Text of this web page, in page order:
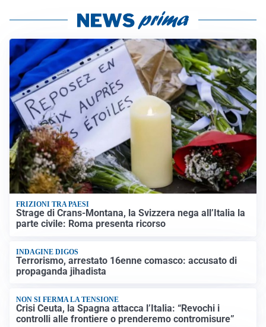
FRIZIONI TRA PAESI
Strage di Crans-Montana, la Svizzera nega all’Italia la
parte civile: Roma presenta ricorso
INDAGINE DIGOS
Terrorismo, arrestato 16enne comasco: accusato di
propaganda jihadista
NON SI FERMA LA TENSIONE
Crisi Ceuta, la Spagna attacca l’Italia: “Revochi i
controlli alle frontiere o prenderemo contromisure”